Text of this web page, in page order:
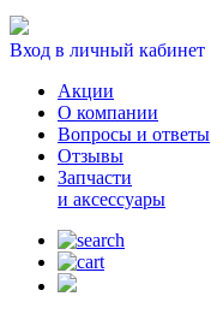
Вход в личный кабинет
Акции
О компании
Вопросы и ответы
Отзывы
Запчасти
и аксессуары